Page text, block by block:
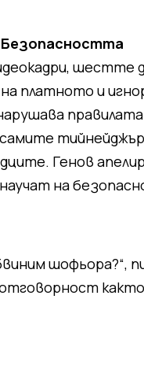
Безопасността
шестте
платното и
Генов
на
шофьора?“,